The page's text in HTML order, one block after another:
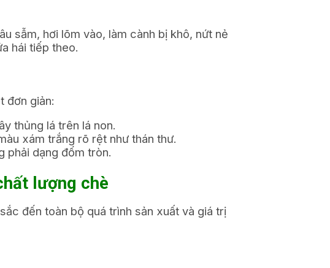
sẫm, hơi lõm vào, làm cành bị khô, nứt nẻ
hái tiếp theo.
đơn giản:
thủng lá trên lá non.
xám trắng rõ rệt như thán thư.
phải dạng đốm tròn.
lượng chè
đến toàn bộ quá trình sản xuất và giá trị